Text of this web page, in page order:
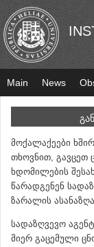
Main News
მოქალაქეები
თხოვნით, გავცეთ
ხდომილების
წარადგენენ
ზარალის
სადაზღვევო
მიერ გაცემული